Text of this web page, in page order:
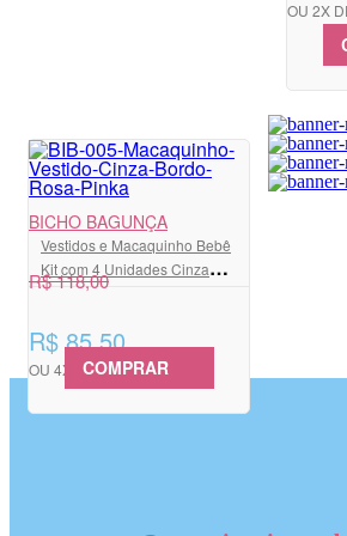
OU 2X
BICHO BAGUNÇA
Vestidos e Macaquinho Bebê
Kit com 4 Unidades Cinza
Mescla, Bordô, Rosa e Pink
R$ 118,00
R$ 85,50
OU 4X DE R$ 21,37
COMPRAR